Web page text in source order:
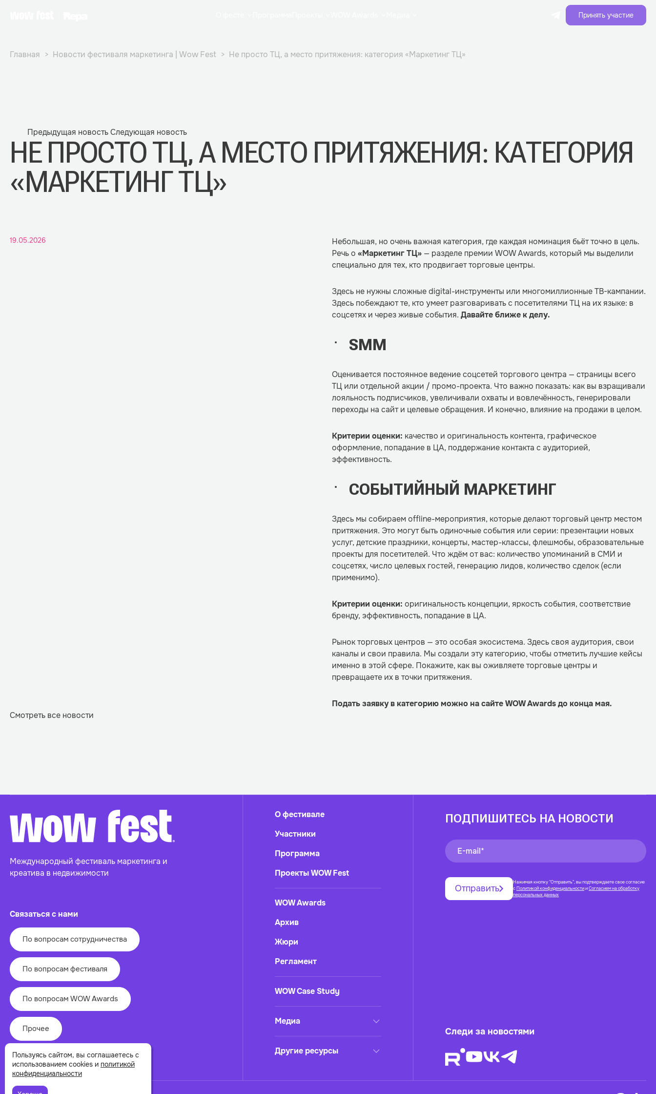
Принять участие
Главная Новости фестиваля маркетинга | Wow Fest Не просто ТЦ, а место притяжения: категория «Маркетинг ТЦ»
Предыдущая новостьСледующая новость
НЕ ПРОСТО ТЦ, А МЕСТО ПРИТЯЖЕНИЯ: КАТЕГОРИЯ
«МАРКЕТИНГ ТЦ»
19.05.2026
Небольшая, но очень важная категория, где каждая номинация бьёт точно в цель.
Речь о «Маркетинг ТЦ» — разделе премии WOW Awards, который мы выделили
специально для тех, кто продвигает торговые центры.
Здесь не нужны сложные digital-инструменты или многомиллионные ТВ-кампании.
Здесь побеждают те, кто умеет разговаривать с посетителями ТЦ на их языке: в
соцсетях и через живые события. Давайте ближе к делу.
SMM
Оценивается постоянное ведение соцсетей торгового центра — страницы всего
ТЦ или отдельной акции / промо-проекта. Что важно показать: как вы взращивали
лояльность подписчиков, увеличивали охваты и вовлечённость, генерировали
переходы на сайт и целевые обращения. И конечно, влияние на продажи в целом.
Критерии оценки: качество и оригинальность контента, графическое
оформление, попадание в ЦА, поддержание контакта с аудиторией,
эффективность.
СОБЫТИЙНЫЙ МАРКЕТИНГ
Здесь мы собираем offline-мероприятия, которые делают торговый центр местом
притяжения. Это могут быть одиночные события или серии: презентации новых
услуг, детские праздники, концерты, мастер-классы, флешмобы, образовательные
проекты для посетителей. Что ждём от вас: количество упоминаний в СМИ и
соцсетях, число целевых гостей, генерацию лидов, количество сделок (если
применимо).
Критерии оценки: оригинальность концепции, яркость события, соответствие
бренду, эффективность, попадание в ЦА.
Рынок торговых центров — это особая экосистема. Здесь своя аудитория, свои
каналы и свои правила. Мы создали эту категорию, чтобы отметить лучшие кейсы
именно в этой сфере. Покажите, как вы оживляете торговые центры и
превращаете их в точки притяжения.
Подать заявку в категорию можно на сайте WOW Awardsдо конца мая.
Смотреть все новости
Международный фестиваль маркетинга и
креатива в недвижимости
Связаться с нами
По вопросам сотрудничества
По вопросам фестиваля
По вопросам WOW Awards
Прочее
О фестивале
Участники
Программа
Проекты WOW Fest
WOW Awards
Архив
Жюри
Регламент
WOW Case Study
Медиа
Другие ресурсы
ПОДПИШИТЕСЬ НА НОВОСТИ
Отправить
Нажимая кнопку "Отправить", вы подтверждаете свое согласие
сПолитикой конфиденциальностииСогласием на обработку
персональных данных
Следи за новостями
Пользуясь сайтом, вы соглашаетесь с
использованием cookies и политикой
конфиденциальности